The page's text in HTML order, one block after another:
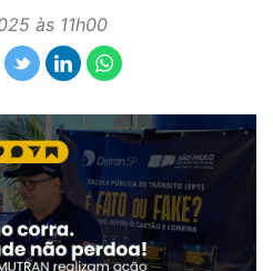
às 11h00